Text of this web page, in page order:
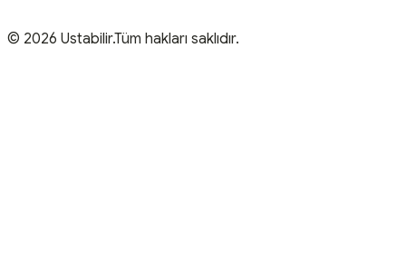
© 2026 Ustabilir.Tüm hakları saklıdır.